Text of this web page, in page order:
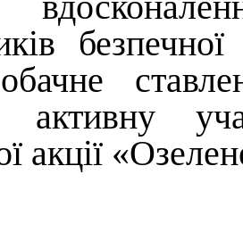
активну
акції